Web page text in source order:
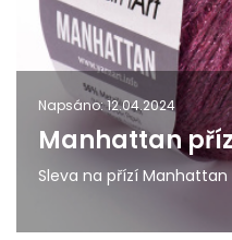
Napsáno: 12.04.2024
Manhattan
Sleva na přízí Manhattan